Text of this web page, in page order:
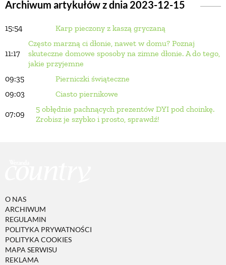
Archiwum artykułów z dnia 2023-12-15
15:54 Karp pieczony z kaszą gryczaną
11:17
Często marzną ci dłonie, nawet w domu? Poznaj
skuteczne domowe sposoby na zimne dłonie. A do tego,
jakie przyjemne
09:35
Pierniczki świąteczne
09:03
Ciasto piernikowe
07:09
5 obłędnie pachnących prezentów DYI pod choinkę.
Zrobisz je szybko i prosto, sprawdź!
O NAS
ARCHIWUM
REGULAMIN
POLITYKA PRYWATNOŚCI
POLITYKA COOKIES
MAPA SERWISU
REKLAMA
BUDUJEMY DOM
WARZYWA I OWOCE
ROŚLINY OGRODOWE